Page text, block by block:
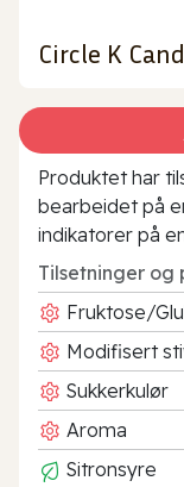
Circle K
Produktet har
bearbeidet på
indikatorer på
Tilsetninger og
Fruktose/
Modifisert
Sukkerkulør
Aroma
Sitronsyre